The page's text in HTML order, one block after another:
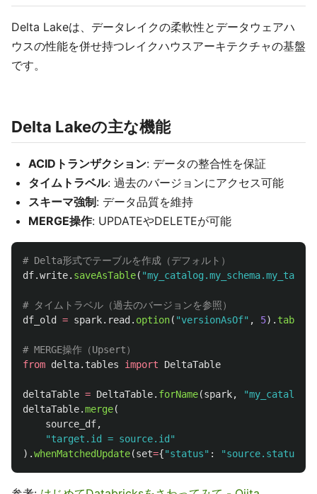
Delta Lakeは、データレイクの柔軟性とデータウェアハ
ウスの性能を併せ持つレイクハウスアーキテクチャの基盤
です。
Delta Lakeの主な機能
ACIDトランザクション: データの整合性を保証
タイムトラベル: 過去のバージョンにアクセス可能
スキーマ強制: データ品質を維持
MERGE操作: UPDATEやDELETEが可能
df.write. saveAsTable( "my_catalog.my_schema.my_table
df_old = spark. read. option( "versionAsOf" , 5). table
from delta.tables import DeltaTable
deltaTable = DeltaTable. forName(spark, "
deltaTable.merge(
source_df,
"target.id = source.id"
).whenMatchedUpdate(set={"status" : "source.status